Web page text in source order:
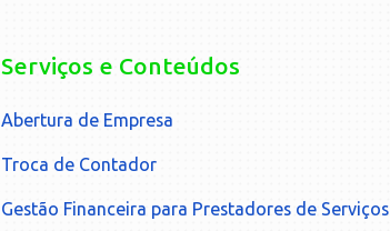
Serviços e Conteúdos
Abertura de Empresa
Troca de Contador
Gestão Financeira para Prestadores de Serviços